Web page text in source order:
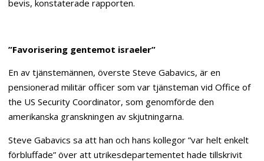
bevis, konstaterade rapporten.
”Favorisering gentemot israeler”
En av tjänstemännen, överste Steve Gabavics, är en
pensionerad militär officer som var tjänsteman vid Office of
the US Security Coordinator, som genomförde den
amerikanska granskningen av skjutningarna.
Steve Gabavics sa att han och hans kollegor ”var helt enkelt
förbluffade” över att utrikesdepartementet hade tillskrivit